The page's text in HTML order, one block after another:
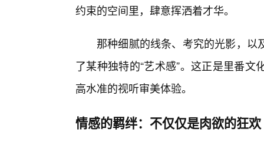
约束的空间里，肆意挥洒着才华。
那种细腻的线条、考究的光影，
了某种独特的“艺术感”。这正是里番
高水准的视听审美体验。
情感的羁绊：不仅仅是肉欲的狂欢